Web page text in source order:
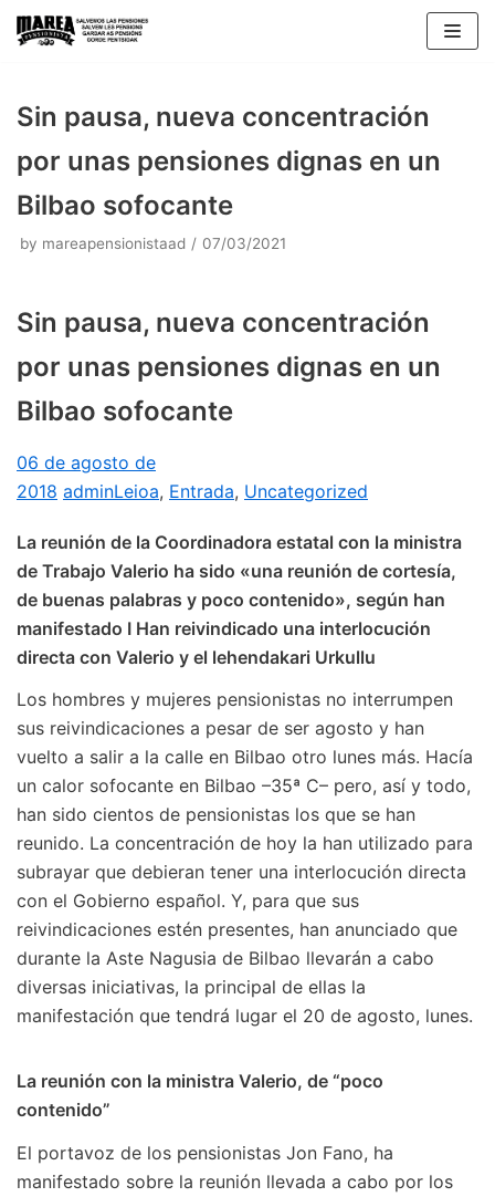
Skip
Sin pausa, nueva concentración
por unas pensiones dignas en un
Bilbao sofocante
by mareapensionistaad 07/03/2021
Sin pausa, nueva concentración
por unas pensiones dignas en un
Bilbao sofocante
06 de agosto de
2018 adminLeioa, Entrada, Uncategorized
La reunión de la Coordinadora estatal con la ministra
de Trabajo Valerio ha sido «una reunión de cortesía,
de buenas palabras y poco contenido», según han
manifestado I Han reivindicado una interlocución
directa con Valerio y el lehendakari Urkullu
Los hombres y mujeres pensionistas no interrumpen
sus reivindicaciones a pesar de ser agosto y han
vuelto a salir a la calle en Bilbao otro lunes más. Hacía
un calor sofocante en Bilbao –35ª C– pero, así y todo,
han sido cientos de pensionistas los que se han
reunido. La concentración de hoy la han utilizado para
subrayar que debieran tener una interlocución directa
con el Gobierno español. Y, para que sus
reivindicaciones estén presentes, han anunciado que
durante la Aste Nagusia de Bilbao llevarán a cabo
diversas iniciativas, la principal de ellas la
manifestación que tendrá lugar el 20 de agosto, lunes.
La reunión con la ministra Valerio, de “poco
contenido”
El portavoz de los pensionistas Jon Fano, ha
manifestado sobre la reunión llevada a cabo por los